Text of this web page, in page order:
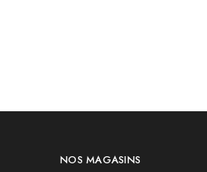
NOS MAGASINS